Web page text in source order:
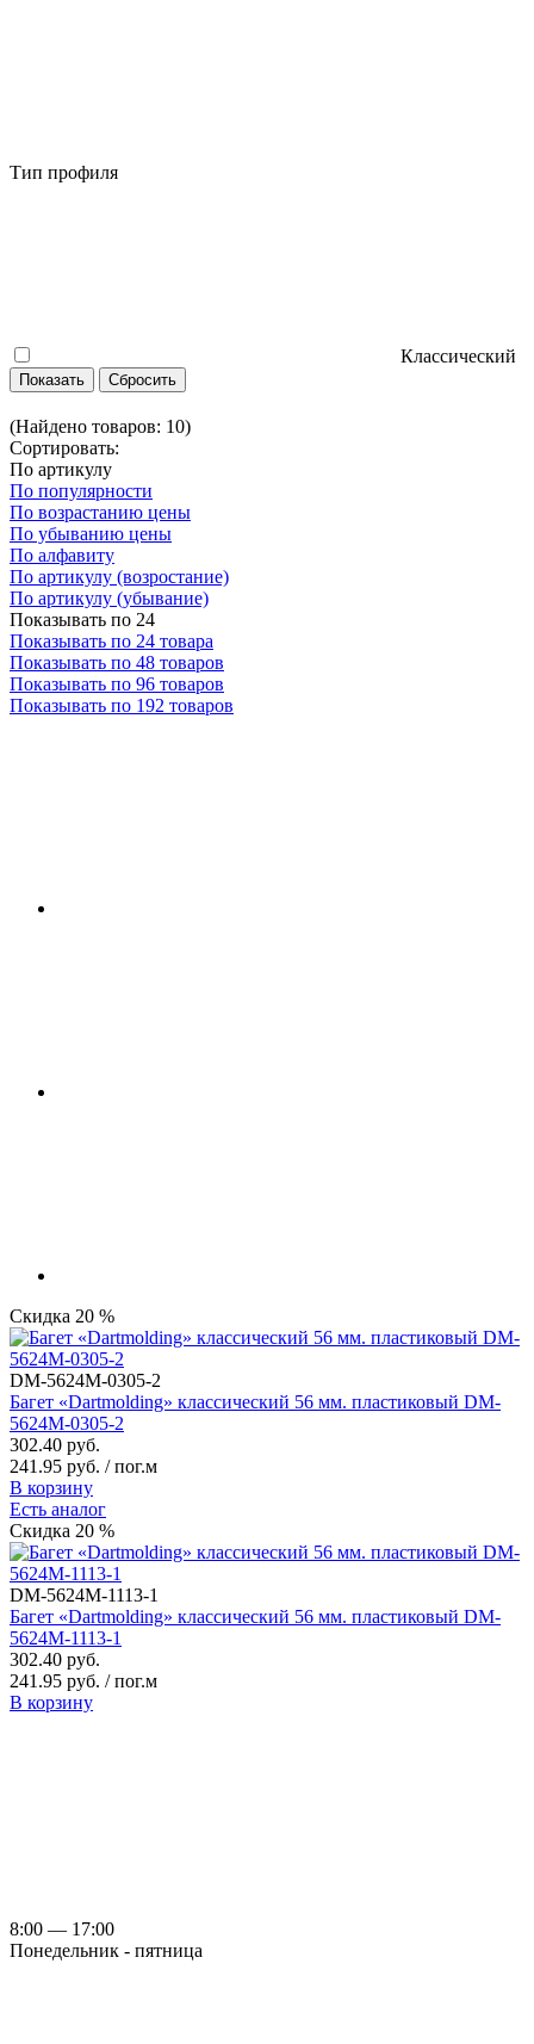
Тип профиля
Классический
(Найдено товаров: 10)
Сортировать:
По артикулу
По популярности
По возрастанию цены
По убыванию цены
По алфавиту
По артикулу (возростание)
По артикулу (убывание)
Показывать по 24
Показывать по 24 товара
Показывать по 48 товаров
Показывать по 96 товаров
Показывать по 192 товаров
Скидка 20 %
DM-5624M-0305-2
Багет «Dartmolding» классический 56 мм. пластиковый DM-
5624M-0305-2
302.40 руб.
241.95 руб. / пог.м
В корзину
Есть аналог
Скидка 20 %
DM-5624M-1113-1
Багет «Dartmolding» классический 56 мм. пластиковый DM-
5624M-1113-1
302.40 руб.
241.95 руб. / пог.м
В корзину
8:00 — 17:00
Понедельник - пятница